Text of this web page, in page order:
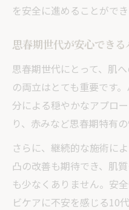
を安全に進めることができ
思春期世代が安心でき
思春期世代にとって、肌
の両立はとても重要です
分による穏やかなアプロ
り、赤みなど思春期特有
さらに、継続的な施術に
凸の改善も期待でき、肌
も少なくありません。安
ビケアに不安を感じる10